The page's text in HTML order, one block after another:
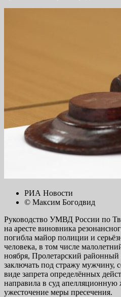
РИА Новости
© Максим Богодвид
Руководство УМВД России по
на аресте виновника
погибла майор полиции и
человека, в том числе
ноября, Пролетарский районный
заключать под стражу мужчину,
виде запрета определённых
направила в суд апелляционную
ужесточение меры пресечения.